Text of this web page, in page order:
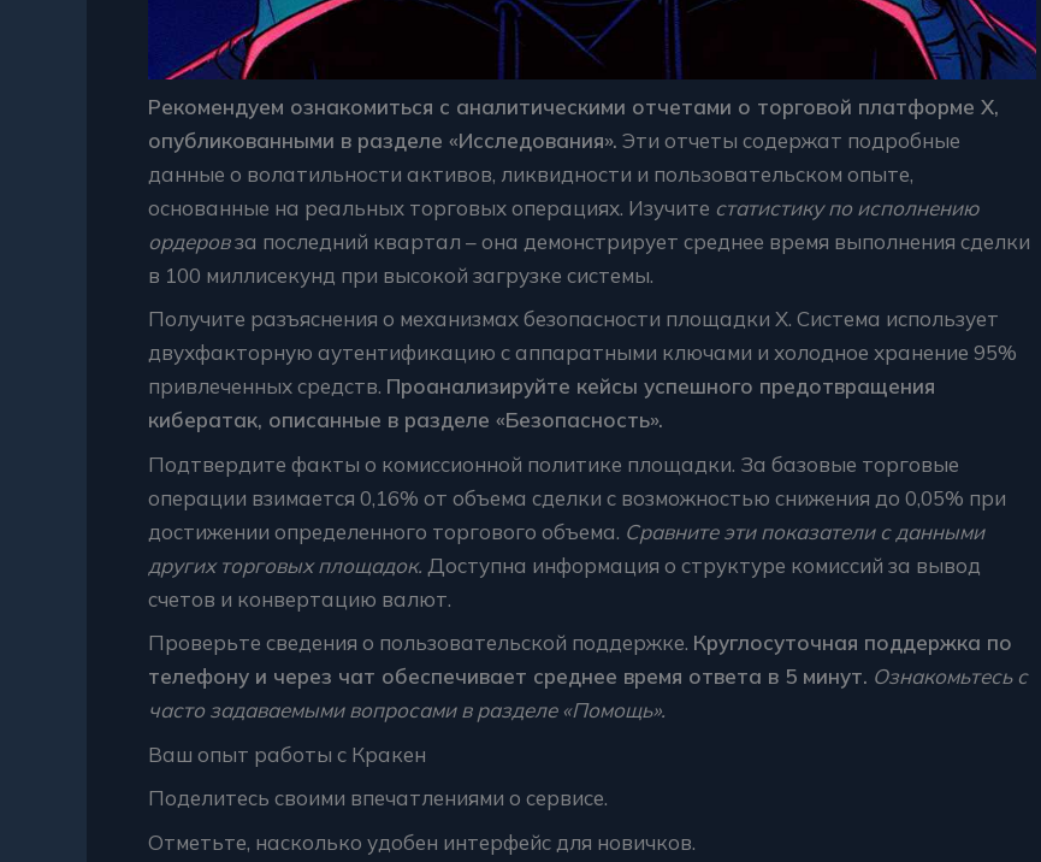
Рекомендуем ознакомиться с аналитическими отчетами о торговой платформе Х,
опубликованными в разделе «Исследования». Эти отчеты содержат подробные
данные о волатильности активов, ликвидности и пользовательском опыте,
основанные на реальных торговых операциях. Изучите статистику по исполнению
ордеровза последний квартал – она демонстрирует среднее время выполнения сделки
в 100 миллисекунд при высокой загрузке системы.
Получите разъяснения о механизмах безопасности площадки X. Система использует
двухфакторную аутентификацию с аппаратными ключами и холодное хранение 95%
привлеченных средств. Проанализируйте кейсы успешного предотвращения
кибератак, описанные в разделе «Безопасность».
Подтвердите факты о комиссионной политике площадки. За базовые торговые
операции взимается 0,16% от объема сделки с возможностью снижения до 0,05% при
достижении определенного торгового объема. Сравните эти показатели с данными
других торговых площадок. Доступна информация о структуре комиссий за вывод
счетов и конвертацию валют.
Проверьте сведения о пользовательской поддержке. Круглосуточная поддержка по
телефону и через чат обеспечивает среднее время ответа в 5 минут. Ознакомьтесь с
часто задаваемыми вопросами в разделе «Помощь».
Ваш опыт работы с Кракен
Поделитесь своими впечатлениями о сервисе.
Отметьте, насколько удобен интерфейс для новичков.